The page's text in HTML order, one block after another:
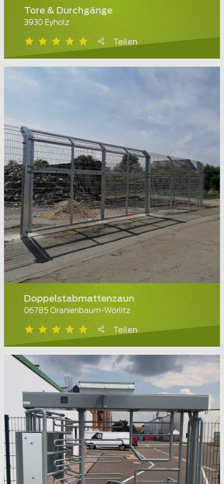
Tore & Durchgänge
3930 Eyholz
Teilen
Doppelstabmattenzaun
06785 Oranienbaum-Wörlitz
Teilen